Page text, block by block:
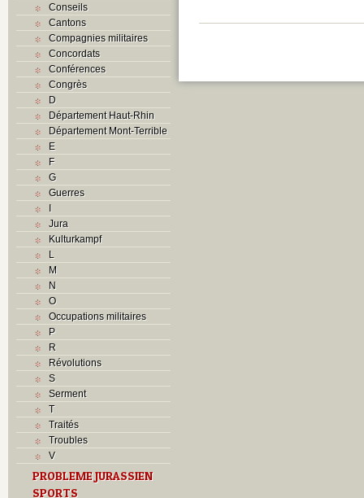
Conseils
Cantons
Compagnies militaires
Concordats
Conférences
Congrès
D
Département Haut-Rhin
Département Mont-Terrible
E
F
G
Guerres
I
Jura
Kulturkampf
L
M
N
O
Occupations militaires
P
R
Révolutions
S
Serment
T
Traités
Troubles
V
PROBLEME JURASSIEN
SPORTS